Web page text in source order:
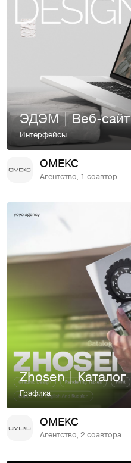
ЭДЭМ | Веб-сайт
Интерфейсы
OMEKC
Агентство, 1 соавтор
Zhosen | Каталог
Графика
OMEKC
Агентство, 2 соавтора